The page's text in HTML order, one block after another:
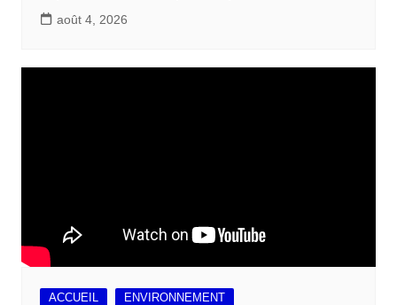
août 4, 2026
ACCUEIL ENVIRONNEMENT